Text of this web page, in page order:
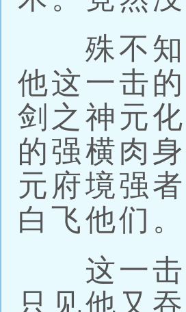
殊不知
他这一击
剑之神元
的强横肉
元府境强
白飞他们。
这一击
只见他又